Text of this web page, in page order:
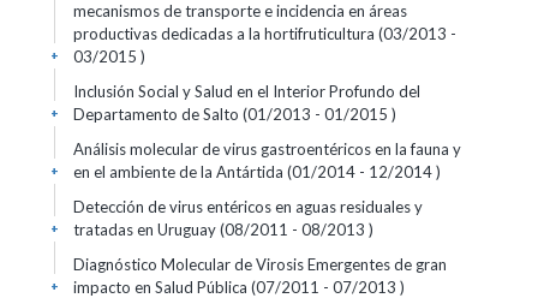
mecanismos de transporte e incidencia en áreas
productivas dedicadas a la hortifruticultura (03/2013 -
03/2015 )
+
Inclusión Social y Salud en el Interior Profundo del
Departamento de Salto (01/2013 - 01/2015 )
+
Análisis molecular de virus gastroentéricos en la fauna y
en el ambiente de la Antártida (01/2014 - 12/2014 )
+
Detección de virus entéricos en aguas residuales y
tratadas en Uruguay (08/2011 - 08/2013 )
+
Diagnóstico Molecular de Virosis Emergentes de gran
impacto en Salud Pública (07/2011 - 07/2013 )
+